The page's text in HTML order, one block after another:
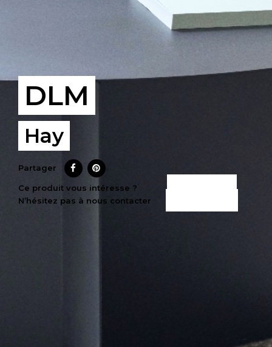
DLM
Hay
Partager
Ce produit vous intéresse ?
N’hésitez pas à nous contacter